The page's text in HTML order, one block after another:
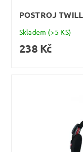
POSTROJ
Skladem (>5 KS)
238 Kč